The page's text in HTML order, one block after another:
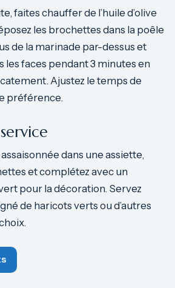
faites chauffer de l’huile d’olive
les brochettes dans la poêle
de la marinade par-dessus et
les faces pendant 3 minutes en
Ajustez le temps de
préférence.
dans une assiette,
et complétez avec un
pour la décoration. Servez
de haricots verts ou d’autres